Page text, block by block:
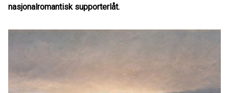
nasjonalromantisk supporterlåt.